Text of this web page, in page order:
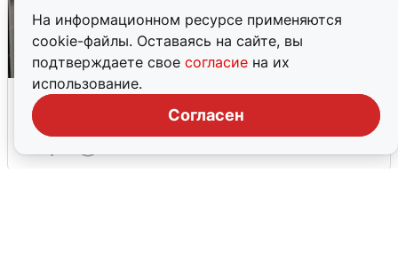
На информационном ресурсе применяются
cookie-файлы. Оставаясь на сайте, вы
подтверждаете свое согласие на их
использование.
Согласен
Кто такой Владимир Ткачук и почему
его Mercedes взорвали